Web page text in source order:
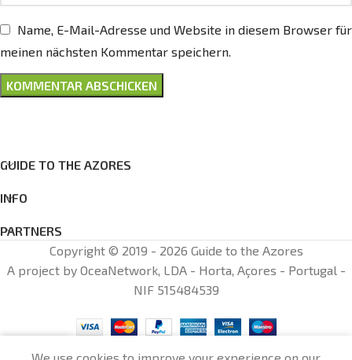
Name, E-Mail-Adresse und Website in diesem Browser für
meinen nächsten Kommentar speichern.
GUIDE TO THE AZORES
INFO
PARTNERS
Copyright © 2019 - 2026 Guide to the Azores
A project by OceaNetwork, LDA - Horta, Açores - Portugal -
NIF 515484539